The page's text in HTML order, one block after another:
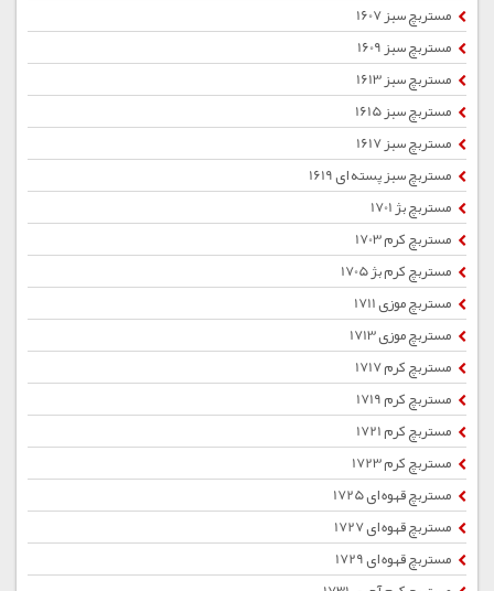
مستربچ سبز 1607
مستربچ سبز 1609
مستربچ سبز 1613
مستربچ سبز 1615
مستربچ سبز 1617
مستربچ سبز پسته ای 1619
مستربچ بژ 1701
مستربچ کرم 1703
مستربچ کرم بژ 1705
مستربچ موزی 1711
مستربچ موزی 1713
مستربچ کرم 1717
مستربچ کرم 1719
مستربچ کرم 1721
مستربچ کرم 1723
مستربچ قهوه ای 1725
مستربچ قهوه ای 1727
مستربچ قهوه ای 1729